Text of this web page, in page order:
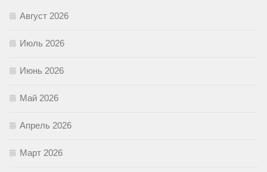
Август 2026
Июль 2026
Июнь 2026
Май 2026
Апрель 2026
Март 2026